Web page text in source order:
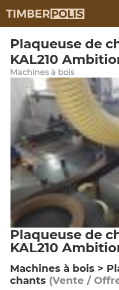
Plaqueuse de
KAL210
Machines à bois
Plaqueuse de
KAL210
Machines à bois >
chants (Vente /